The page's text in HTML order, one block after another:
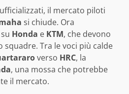
ufficializzati, il mercato piloti
si chiude. Ora
Honda e KTM, che devono
Tra le voci più calde
verso HRC, la
, una mossa che potrebbe
il mercato.